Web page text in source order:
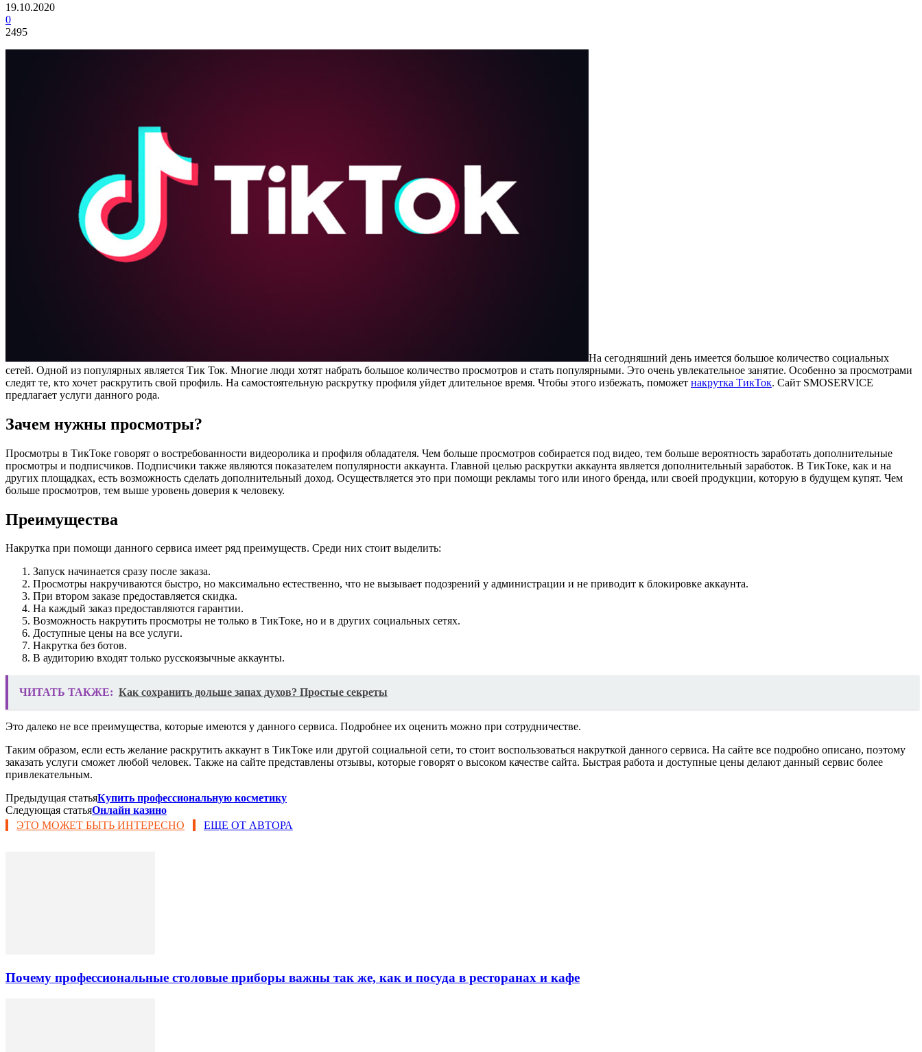
19.10.2020
0
2495
На сегодняшний день имеется большое количество социальных
сетей. Одной из популярных является Тик Ток. Многие люди хотят набрать большое количество просмотров и стать популярными. Это очень увлекательное занятие. Особенно за просмотрами
следят те, кто хочет раскрутить свой профиль. На самостоятельную раскрутку профиля уйдет длительное время. Чтобы этого избежать, поможет накрутка ТикТок. Сайт SMOSERVICE
предлагает услуги данного рода.
Зачем нужны просмотры?
Просмотры в ТикТоке говорят о востребованности видеоролика и профиля обладателя. Чем больше просмотров собирается под видео, тем больше вероятность заработать дополнительные
просмотры и подписчиков. Подписчики также являются показателем популярности аккаунта. Главной целью раскрутки аккаунта является дополнительный заработок. В ТикТоке, как и на
других площадках, есть возможность сделать дополнительный доход. Осуществляется это при помощи рекламы того или иного бренда, или своей продукции, которую в будущем купят. Чем
больше просмотров, тем выше уровень доверия к человеку.
Преимущества
Накрутка при помощи данного сервиса имеет ряд преимуществ. Среди них стоит выделить:
Запуск начинается сразу после заказа.
Просмотры накручиваются быстро, но максимально естественно, что не вызывает подозрений у администрации и не приводит к блокировке аккаунта.
При втором заказе предоставляется скидка.
На каждый заказ предоставляются гарантии.
Возможность накрутить просмотры не только в ТикТоке, но и в других социальных сетях.
Доступные цены на все услуги.
Накрутка без ботов.
В аудиторию входят только русскоязычные аккаунты.
ЧИТАТЬ ТАКЖЕ: Как сохранить дольше запах духов? Простые секреты
Это далеко не все преимущества, которые имеются у данного сервиса. Подробнее их оценить можно при сотрудничестве.
Таким образом, если есть желание раскрутить аккаунт в ТикТоке или другой социальной сети, то стоит воспользоваться накруткой данного сервиса. На сайте все подробно описано, поэтому
заказать услуги сможет любой человек. Также на сайте представлены отзывы, которые говорят о высоком качестве сайта. Быстрая работа и доступные цены делают данный сервис более
привлекательным.
Предыдущая статьяКупить профессиональную косметику
Следующая статьяОнлайн казино
ЭТО МОЖЕТ БЫТЬ ИНТЕРЕСНО
ЕЩЕ ОТ АВТОРА
Почему профессиональные столовые приборы важны так же, как и посуда в ресторанах и кафе